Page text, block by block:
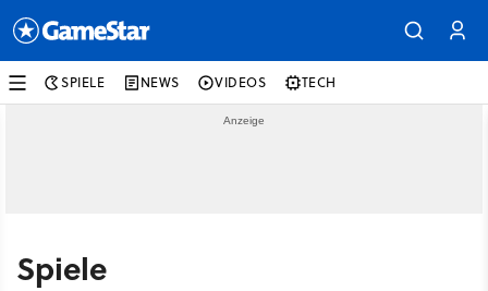
SPIELE NEWS VIDEOS TECH
Spiele